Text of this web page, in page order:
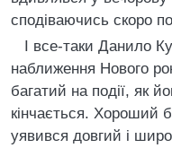
сподiваючись скоро
I все-таки Данило
наближення Нового
багатий на подiї, як
кiнчається. Хороший
уявився довгий i